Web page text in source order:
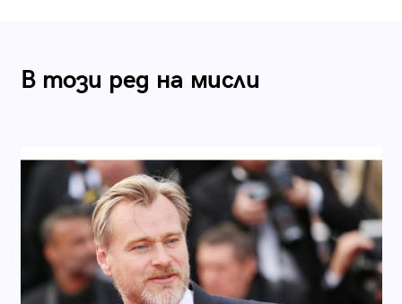
В този ред на мисли